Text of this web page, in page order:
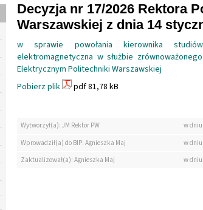
Decyzja nr 17/2026 Rektora
Warszawskiej z dnia 14
w sprawie powołania kierownika studiów
elektromagnetyczna w służbie
Elektrycznym Politechniki Warszawskiej
Pobierz plik
pdf 81,78 kB
Wytworzył(a): JM Rektor PW
w
Wprowadził(a) do BIP: Agnieszka Maj
w
Zaktualizował(a): Agnieszka Maj
w